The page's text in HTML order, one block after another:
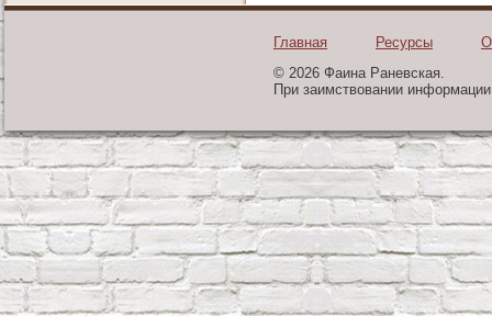
Главная Ресурсы
© 2026 Фаина Раневская.
При заимствовании